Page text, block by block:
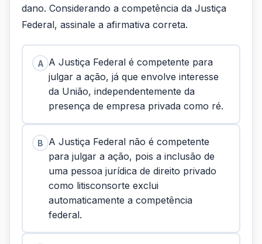
dano. Considerando a competência da Justiça
Federal, assinale a afirmativa correta.
A A Justiça Federal é competente para
julgar a ação, já que envolve interesse
da União, independentemente da
presença de empresa privada como ré.
B
A Justiça Federal não é competente
para julgar a ação, pois a inclusão de
uma pessoa jurídica de direito privado
como litisconsorte exclui
automaticamente a competência
federal.